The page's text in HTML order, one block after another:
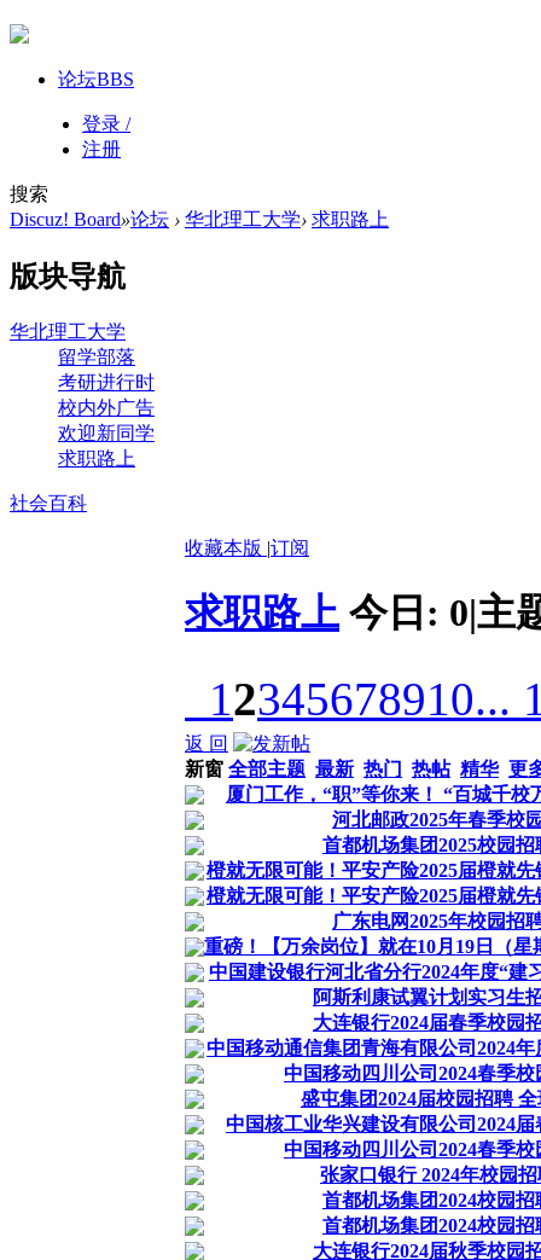
论坛BBS
登录 /
注册
搜索
Discuz! Board»论坛 › 华北理工大学› 求职路上
版块导航
华北理工大学
留学部落
考研进行时
校内外广告
欢迎新同学
求职路上
社会百科
收藏本版 |订阅
求职路上 今日: 0|主
1 2345678910...
返 回
新窗 全部主题 最新 热门 热帖 精华 更
厦门工作，“职”等你来！ “百城千校
河北邮政2025年春季校
首都机场集团2025校园招
橙就无限可能！平安产险2025届橙就
橙就无限可能！平安产险2025届橙就
广东电网2025年校园招
重磅！【万余岗位】就在10月19日（星
中国建设银行河北省分行2024年度“建
阿斯利康试翼计划实习生
大连银行2024届春季校园
中国移动通信集团青海有限公司2024
中国移动四川公司2024春季
盛屯集团2024届校园招聘
中国核工业华兴建设有限公司2024
中国移动四川公司2024春季
张家口银行 2024年校园
首都机场集团2024校园招
首都机场集团2024校园招
大连银行2024届秋季校园